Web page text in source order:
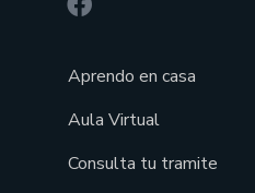
Aprendo en casa
Aula Virtual
Consulta tu tramite